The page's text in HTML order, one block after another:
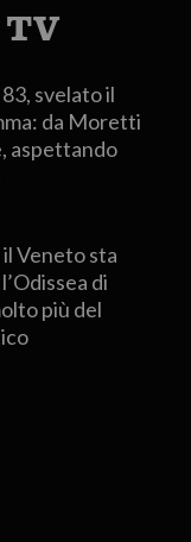
TV
svelato il
da Moretti
aspettando
il Veneto sta
di
più del